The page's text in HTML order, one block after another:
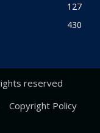
127
430
reserved
Copyright Policy